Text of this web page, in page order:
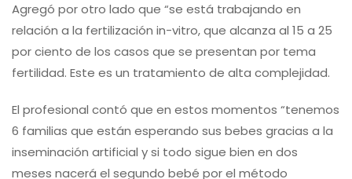
Agregó por otro lado que “se está trabajando en
relación a la fertilización in-vitro, que alcanza al 15 a 25
por ciento de los casos que se presentan por tema
fertilidad. Este es un tratamiento de alta complejidad.
El profesional contó que en estos momentos “tenemos
6 familias que están esperando sus bebes gracias a la
inseminación artificial y si todo sigue bien en dos
meses nacerá el segundo bebé por el método